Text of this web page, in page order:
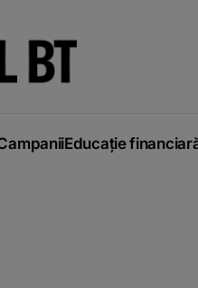
Educație